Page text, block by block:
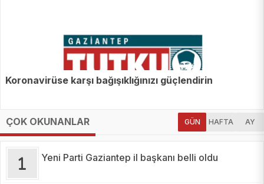
Koronavirüse karşı bağışıklığınızı güçlendirin
ÇOK OKUNANLAR GÜN HAFTA AY
Yeni Parti Gaziantep il başkanı belli oldu